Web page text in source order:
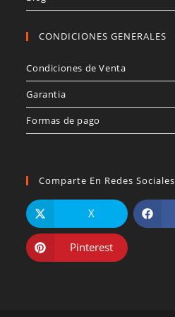
CONDICIONES GENERALES
Condiciones de Venta
Garantia
Formas de pago
Comparte En Redes Sociales
X
Pinterest